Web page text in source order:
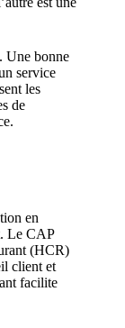
Une bonne
service
les
de
en
Le CAP
(HCR)
client et
facilite